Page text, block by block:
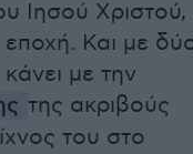
Ιησού Χριστού,
εποχή. Και με
με την
της ακριβούς
του στο